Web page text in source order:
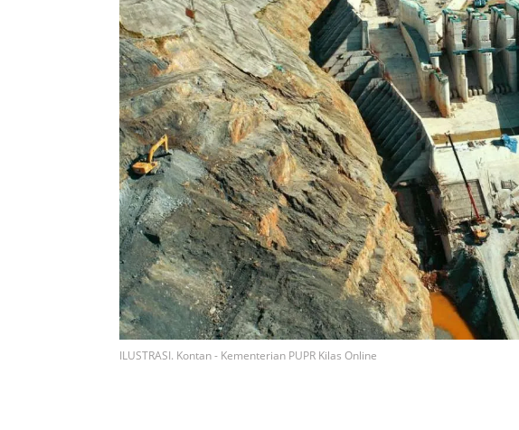
ILUSTRASI. Kontan - Kementerian PUPR Kilas Online